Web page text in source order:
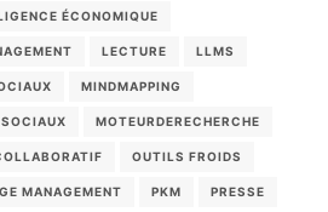
ÉCONOMIQUE
LECTURE LLMS
MINDMAPPING
MOTEURDERECHERCHE
OUTILS FROIDS
MANAGEMENT PKM PRESSE